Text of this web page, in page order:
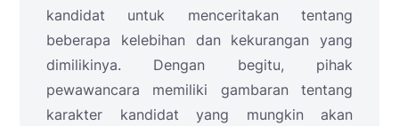
kandidat untuk menceritakan tentang
beberapa kelebihan dan kekurangan yang
dimilikinya. Dengan begitu, pihak
pewawancara memiliki gambaran tentang
karakter kandidat yang mungkin akan